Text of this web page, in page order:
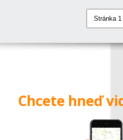
Chcete hneď